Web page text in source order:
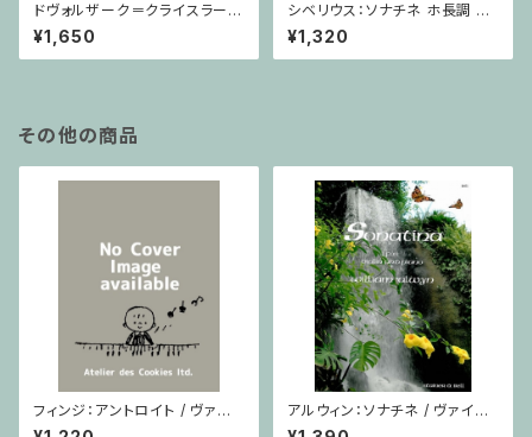
ドヴォルザーク＝クライスラー：
スラヴ幻想曲 ロ短調 from Op.
55-4, Op.75 / ヴァイオリンと
ピアノ
¥1,650
シベリウス：ソナチネ ホ長調 O
p.80 / ヴァイオリンとピアノ
¥1,320
その他の商品
フィンジ：アントロイト / ヴァイ
オリン・ピアノ
アルウィン：ソナチネ / ヴァイオ
リン・ピアノ